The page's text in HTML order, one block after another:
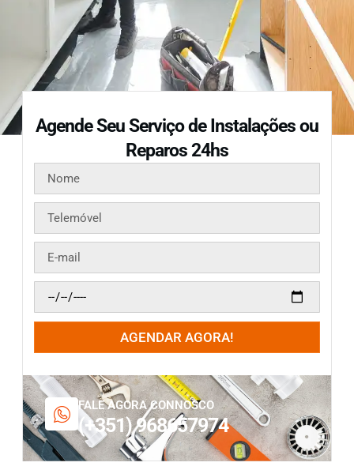
Agende Seu Serviço de Instalações ou
Reparos 24hs
AGENDAR AGORA!
FALE AGORA CONNOSCO
(+351) 968657974